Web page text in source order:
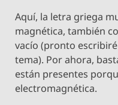
Aquí, la letra griega
magnética, también
vacío (pronto
tema). Por ahora,
están presentes
electromagnética.